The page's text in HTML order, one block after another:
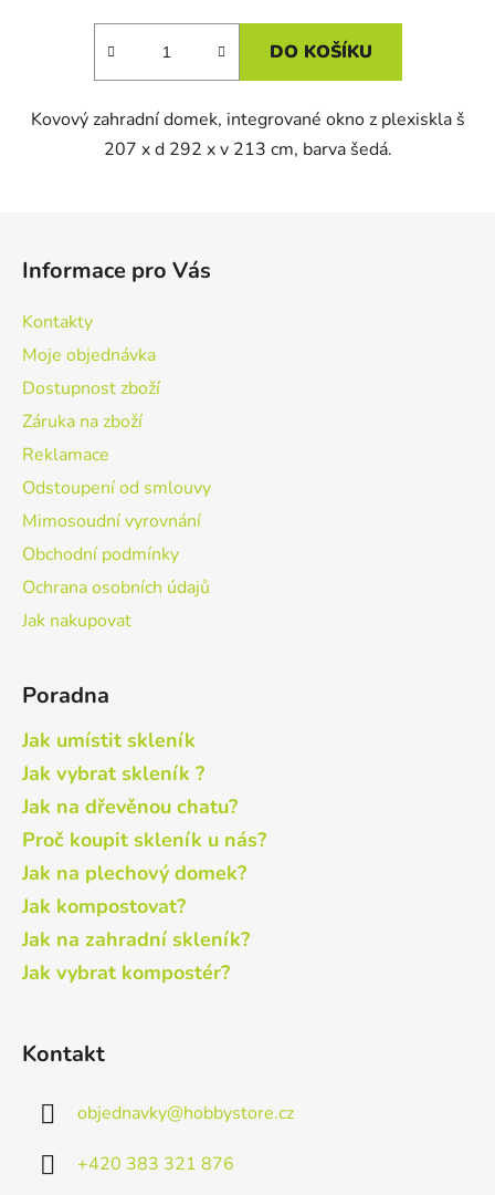
DO KOŠÍKU
Kovový zahradní domek, integrované okno z plexiskla š
207 x d 292 x v 213 cm, barva šedá.
Informace pro Vás
Kontakty
Moje objednávka
Dostupnost zboží
Záruka na zboží
Reklamace
Odstoupení od smlouvy
Mimosoudní vyrovnání
Obchodní podmínky
Ochrana osobních údajů
Jak nakupovat
Poradna
Jak umístit skleník
Jak vybrat skleník ?
Jak na dřevěnou chatu?
Proč koupit skleník u nás?
Jak na plechový domek?
Jak kompostovat?
Jak na zahradní skleník?
Jak vybrat kompostér?
Kontakt
objednavky@hobbystore.cz
+420 383 321 876